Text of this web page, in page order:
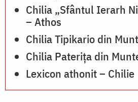
Chilia „Sfântul Ierarh
– Athos
Chilia Tipikario din
Chilia Paterița din
Lexicon athonit – Chilie